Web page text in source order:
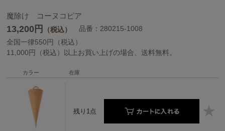
魔除け コーヌコピア
13,200 円 （税込）
品番：280215-1008
全国一律550円（税込）
11,000円（税込）以上お買い上げの場合、送料無料。
カラー 在庫
残り1点